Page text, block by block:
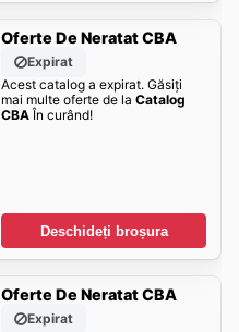
Oferte De Neratat CBA
Expirat
Acest catalog a expirat. Găsiți
mai multe oferte de la Catalog
CBAÎn curând!
Deschideți broșura
Oferte De Neratat CBA
Expirat